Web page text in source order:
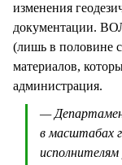
изменения
документации.
(лишь в половине
материалов,
администрация.
—
в масштабах